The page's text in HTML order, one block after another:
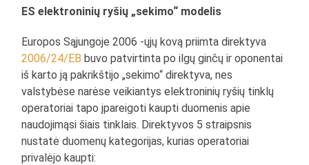
ES elektroninių ryšių „sekimo“ modelis
Europos Sąjungoje 2006 -ųjų kovą priimta direktyva
2006/24/EB buvo patvirtinta po ilgų ginčų ir oponentai
iš karto ją pakrikštijo „sekimo“ direktyva, nes
valstybėse narėse veikiantys elektroninių ryšių tinklų
operatoriai tapo įpareigoti kaupti duomenis apie
naudojimąsi šiais tinklais. Direktyvos 5 straipsnis
nustatė duomenų kategorijas, kurias operatoriai
privalėjo kaupti: